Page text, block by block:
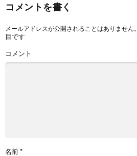
コメントを書く
メールアドレスが公開されることはありません。
目です
コメント
名前*